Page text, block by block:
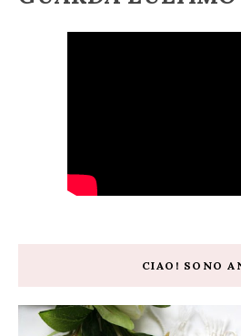
CIAO! SONO